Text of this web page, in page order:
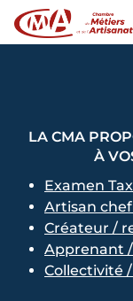
LA CMA
À
Examen
Artisan
Créateur /
Apprenant
Collectivité
Panneau de